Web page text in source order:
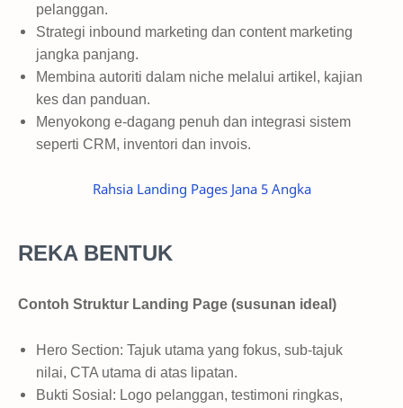
pelanggan.
Strategi inbound marketing dan content marketing
jangka panjang.
Membina autoriti dalam niche melalui artikel, kajian
kes dan panduan.
Menyokong e-dagang penuh dan integrasi sistem
seperti CRM, inventori dan invois.
Rahsia Landing Pages Jana 5 Angka
REKA BENTUK
Contoh Struktur Landing Page (susunan ideal)
Hero Section: Tajuk utama yang fokus, sub-tajuk
nilai, CTA utama di atas lipatan.
Bukti Sosial: Logo pelanggan, testimoni ringkas,